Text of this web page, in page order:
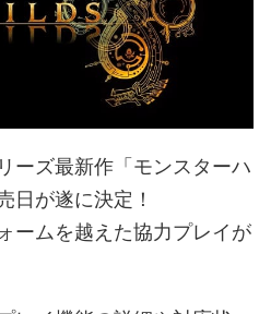
ーズ最新作「モンスターハ
日が遂に決定！
ームを越えた協力プレイが